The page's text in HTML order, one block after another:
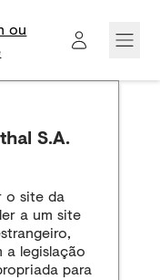
ou
S.A.
o site da
a um site
legislação
para